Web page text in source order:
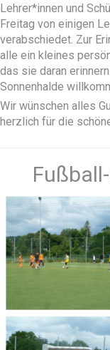
Lehrer*innen und
Freitag von einigen
verabschiedet. Zur
alle ein kleines
das sie daran
Sonnenhalde
Wir wünschen alles
herzlich für die